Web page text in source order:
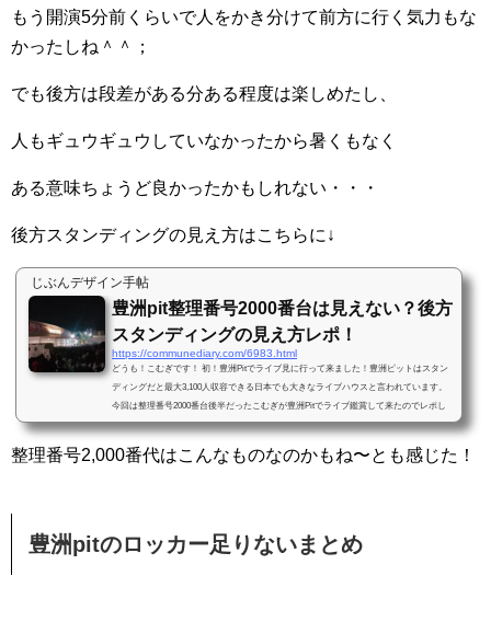
もう開演5分前くらいで人をかき分けて前方に行く気力もな
かったしね＾＾；
でも後方は段差がある分ある程度は楽しめたし、
人もギュウギュウしていなかったから暑くもなく
ある意味ちょうど良かったかもしれない・・・
後方スタンディングの見え方はこちらに↓
じぶんデザイン手帖
豊洲pit整理番号2000番台は見えない？後方
スタンディングの見え方レポ！
https://communediary.com/6983.html
どうも！こむぎです！ 初！豊洲Pitでライブ見に行って来ました！豊洲ピットはスタン
ディングだと最大3,100人収容できる日本でも大きなライブハウスと言われています。
今回は整理番号2000番台後半だったこむぎが豊洲Pitでライブ鑑賞して来たのでレポし
たいと思います！入場までの待ち時間や、スタンディング後方エリアでの見え方、ドリ
待ち時間は？ 今回豊洲ピットのライブは初めて！ ライブのチケットが届いたのが２週
整理番号2,000番代はこんなものなのかもね〜とも感じた！
豊洲pitのロッカー足りないまとめ